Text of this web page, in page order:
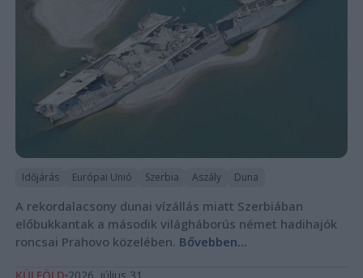
Időjárás Európai Unió Szerbia Aszály Duna
A rekordalacsony dunai vízállás miatt Szerbiában
előbukkantak a második világháborús német hadihajók
roncsai Prahovo közelében. Bővebben...